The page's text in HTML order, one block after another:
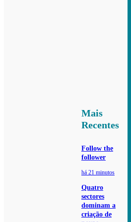
Mais
Recentes
Follow the
follower
há 21 minutos
Quatro
sectores
dominam a
criação de